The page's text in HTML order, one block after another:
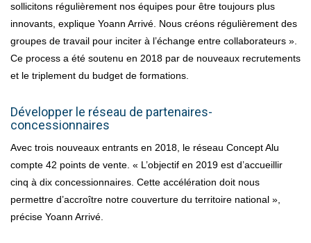
sollicitons régulièrement nos équipes pour être toujours plus
innovants, explique Yoann Arrivé. Nous créons régulièrement des
groupes de travail pour inciter à l’échange entre collaborateurs ».
Ce process a été soutenu en 2018 par de nouveaux recrutements
et le triplement du budget de formations.
Développer le réseau de partenaires-
concessionnaires
Avec trois nouveaux entrants en 2018, le réseau Concept Alu
compte 42 points de vente. « L’objectif en 2019 est d’accueillir
cinq à dix concessionnaires. Cette accélération doit nous
permettre d’accroître notre couverture du territoire national »,
précise Yoann Arrivé.